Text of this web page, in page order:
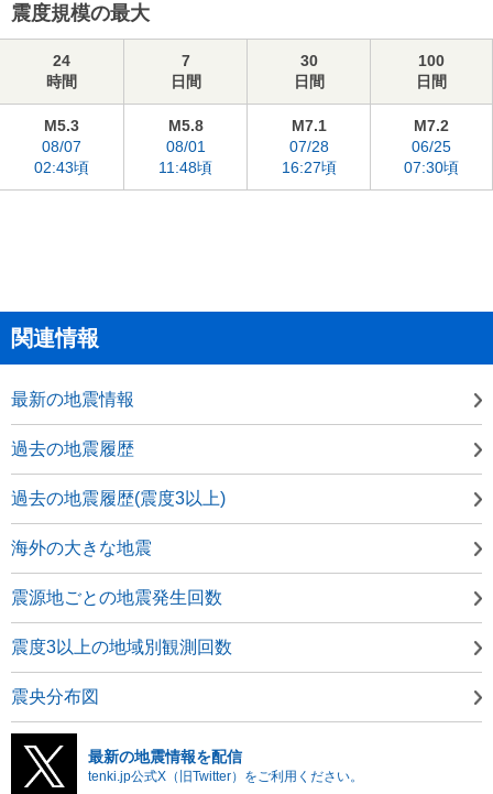
震度規模の最大
24
時間
7
日間
30
日間
100
日間
M5.3
08/07
02:43頃
M5.8
08/01
11:48頃
M7.1
07/28
16:27頃
M7.2
06/25
07:30頃
関連情報
最新の地震情報
過去の地震履歴
過去の地震履歴(震度3以上)
海外の大きな地震
震源地ごとの地震発生回数
震度3以上の地域別観測回数
震央分布図
最新の地震情報を配信
tenki.jp公式X（旧Twitter）をご利用ください。